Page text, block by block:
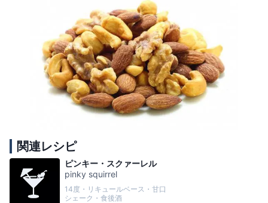
関連レシピ
ピンキー・スクァーレル
pinky squirrel
14度・リキュールベース・甘口
シェーク・食後酒